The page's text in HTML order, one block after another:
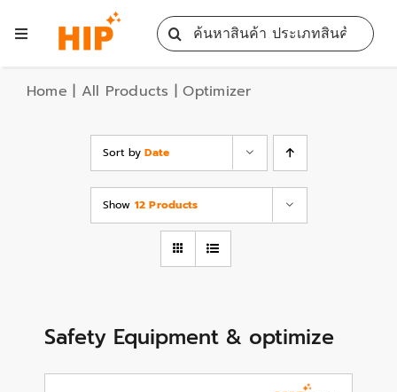
Toggle
All Products
Contact
Search
for:
Home | All Products |Optimizer
Sort byDate
Show 12 Products
Safety Equipment & optimize